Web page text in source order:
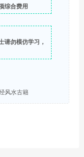
综合费用
请勿模仿学习，
风水古籍